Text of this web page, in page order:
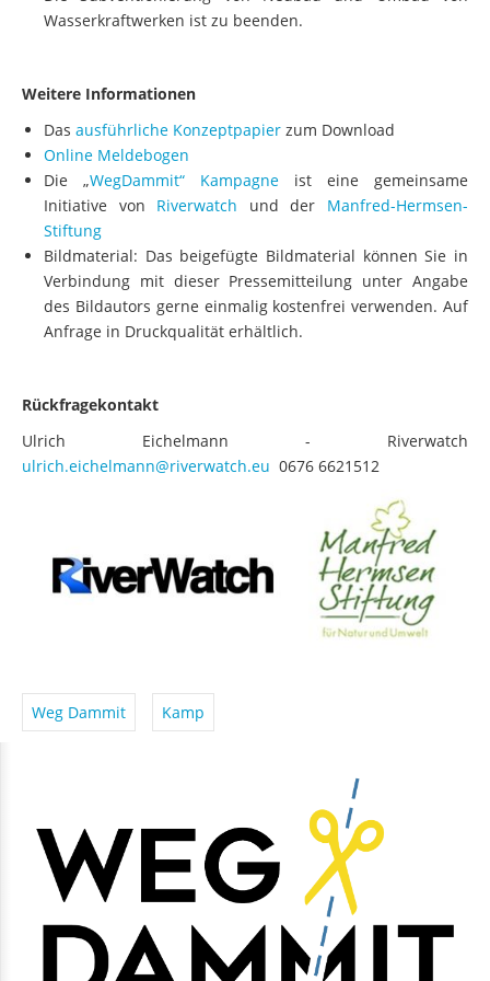
Die Subventionierung von Neubau und Umbau von
Das
ausführliche Konzeptpapier
Online Meldebogen
Die „ WegDammit“ Kampagne ist eine gemeinsame
Initiative von
Stiftung
Bildmaterial: Das beigefügte Bildmaterial können Sie in
Verbindung mit dieser Pressemitteilung unter Angabe
des Bildautors gerne einmalig kostenfrei verwenden. Auf
Anfrage in Druckqualität erhältlich.
Rückfragekontakt
Ulrich Eichelmann - Riverwatch
Weg Dammit Kamp